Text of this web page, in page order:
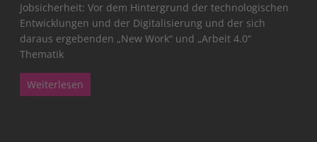
Jobsicherheit: Vor dem Hintergrund der technologischen
Entwicklungen und der Digitalisierung und der sich
daraus ergebenden „New Work“ und „Arbeit 4.0“
Thematik
Weiterlesen